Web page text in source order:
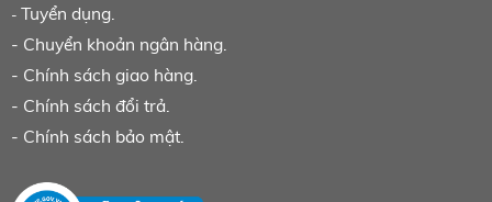
- Tuyển dụng.
- Chuyển khoản ngân hàng.
- Chính sách giao hàng.
- Chính sách đổi trả.
- Chính sách bảo mật.